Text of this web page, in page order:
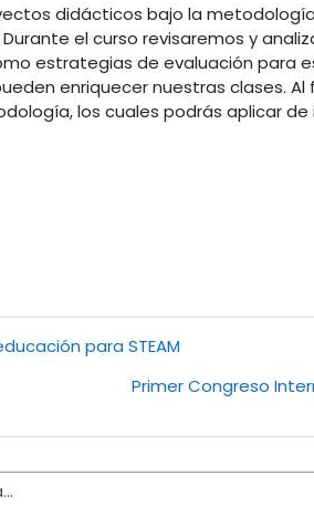
didácticos bajo la
el curso revisaremos y
estrategias de evaluación para
enriquecer nuestras clases.
los cuales podrás aplicar
para STEAM
Primer Congreso